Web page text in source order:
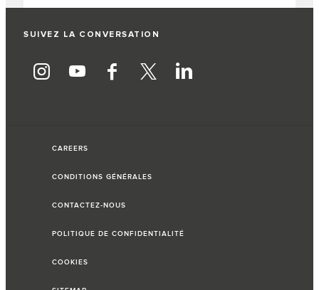
SUIVEZ LA CONVERSATION
CAREERS
CONDITIONS GÉNÉRALES
CONTACTEZ-NOUS
POLITIQUE DE CONFIDENTIALITÉ
COOKIES